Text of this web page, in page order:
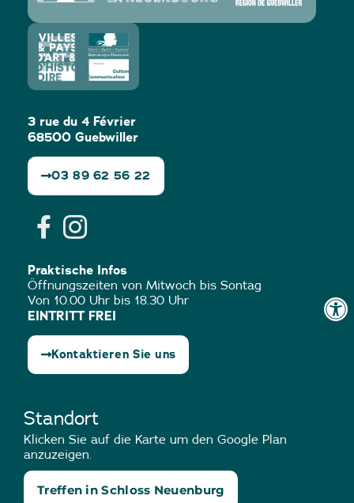
3 rue du 4 Février
68500 Guebwiller
03 89 62 56 22
Praktische Infos
Öffnungszeiten von Mitwoch bis Sontag
Von 10.00 Uhr bis 18.30 Uhr
EINTRITT FREI
Kontaktieren Sie uns
Standort
Klicken Sie auf die Karte um den Google Plan
anzuzeigen.
Treffen in Schloss Neuenburg